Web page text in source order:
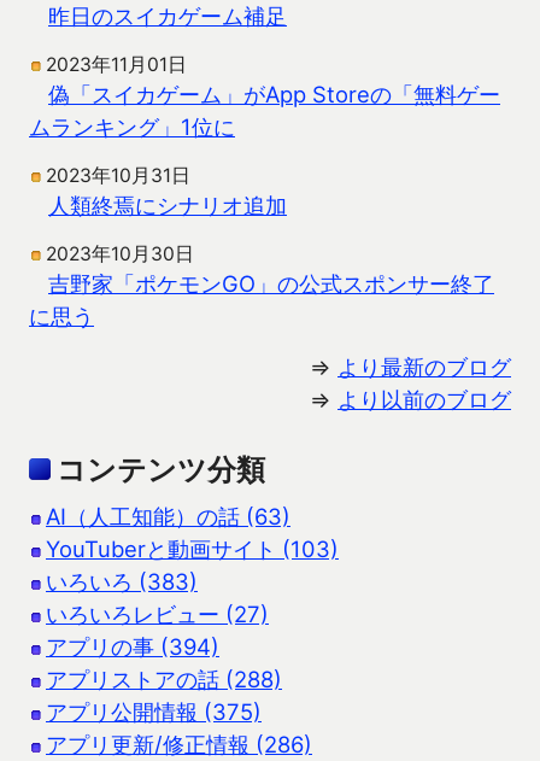
昨日のスイカゲーム補足
2023年11月01日
偽「スイカゲーム」がApp Storeの「無料ゲー
ムランキング」1位に
2023年10月31日
人類終焉にシナリオ追加
2023年10月30日
吉野家「ポケモンGO」の公式スポンサー終了
に思う
⇒ より最新のブログ
⇒ より以前のブログ
コンテンツ分類
AI（人工知能）の話 (63)
YouTuberと動画サイト (103)
いろいろ (383)
いろいろレビュー (27)
アプリの事 (394)
アプリストアの話 (288)
アプリ公開情報 (375)
アプリ更新/修正情報 (286)